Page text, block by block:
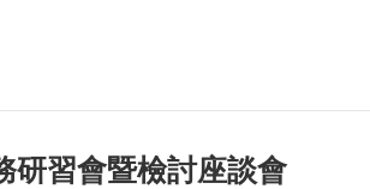
研習會暨檢討座談會